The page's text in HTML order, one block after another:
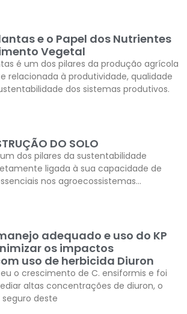
e o Papel dos Nutrientes
Vegetal
é um dos pilares da produção agrícola
relacionada à produtividade, qualidade
dos sistemas produtivos.
DO SOLO
dos pilares da sustentabilidade
ligada à sua capacidade de
nos agroecossistemas…
adequado e uso do KP
os impactos
uso de herbicida Diuron
o crescimento de C. ensiformis e foi
altas concentrações de diuron, o
deste